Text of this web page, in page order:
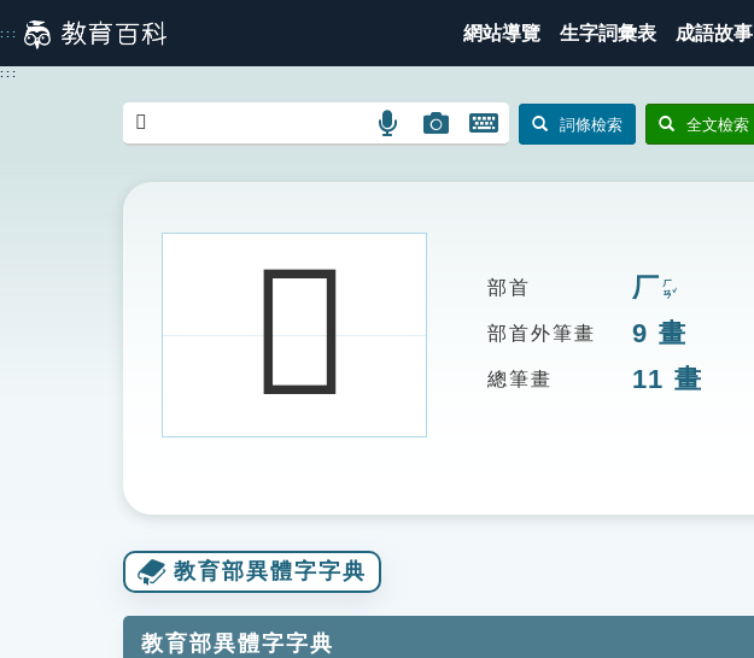
到
主
::: 網站導覽 生字詞彙表 成語故事
:::
語
搜
圖
圖
搜
開
鍵
詞條檢索 全文檢索
𠪆 部首 厂ㄏㄢˇ
部首外筆畫 9 畫
總筆畫 11 畫
教育部異體字字典
教育部異體字字典